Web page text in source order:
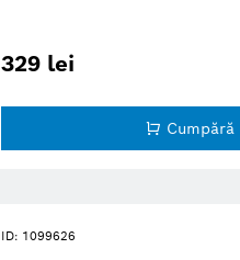
329 lei
Cumpără
ID: 1099626